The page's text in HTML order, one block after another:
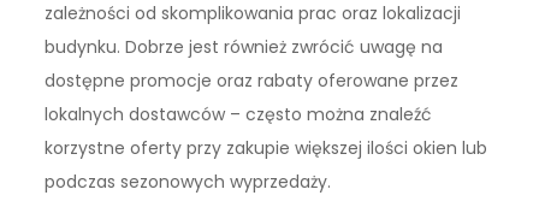
zależności od skomplikowania prac oraz lokalizacji
budynku. Dobrze jest również zwrócić uwagę na
dostępne promocje oraz rabaty oferowane przez
lokalnych dostawców – często można znaleźć
korzystne oferty przy zakupie większej ilości okien lub
podczas sezonowych wyprzedaży.